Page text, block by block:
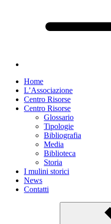
Home
L’Associazione
Centro Risorse
Centro Risorse
Glossario
Tipologie
Bibliografia
Media
Biblioteca
Storia
I mulini storici
News
Contatti